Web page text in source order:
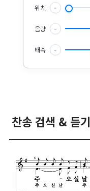
위치 -
음량 -
배속 -
찬송 검색 & 듣기